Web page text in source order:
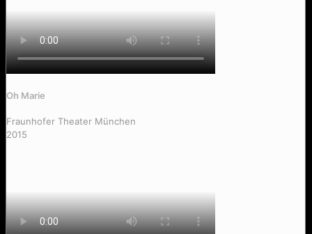
Oh Marie
Fraunhofer Theater München
2015